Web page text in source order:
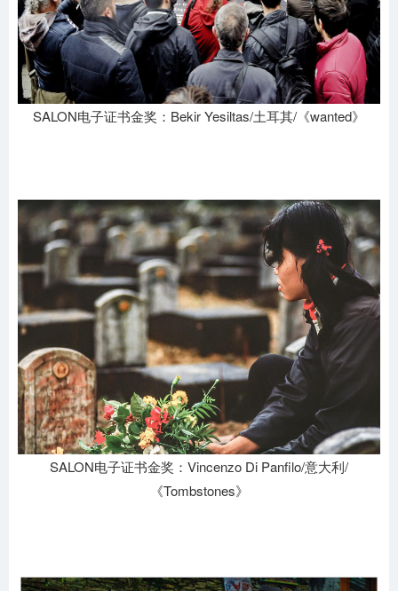
SALON电子证书金奖：Bekir Yesiltas/土耳其/《wanted》
SALON电子证书金奖：Vincenzo Di Panfilo/意大利/
《Tombstones》